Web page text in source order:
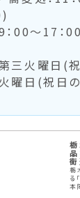
00～17：00
三火曜日(
曜日(祝日
栃
る
本